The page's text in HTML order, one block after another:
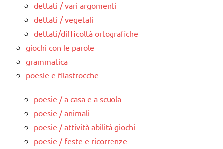
dettati / vari argomenti
dettati / vegetali
dettati/difficoltà ortografiche
giochi con le parole
grammatica
poesie e filastrocche
poesie / a casa e a scuola
poesie / animali
poesie / attività abilità giochi
poesie / feste e ricorrenze